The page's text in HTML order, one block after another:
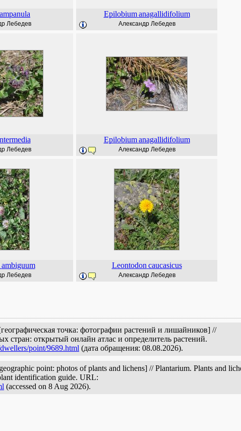
Лебедев
Epilobium anagallidifolium
Александр Лебедев
Лебедев
Epilobium anagallidifolium
Александр Лебедев
ambiguum
Лебедев
Leontodon caucasicus
Александр Лебедев
точка: фотографии растений и лишайников] //
открытый онлайн атлас и определитель растений.
point/9689.html (дата обращения: 08.08.2026).
point: photos of plants and lichens] // Plantarium. Plants and
identification guide. URL:
(accessed on 8 Aug 2026).